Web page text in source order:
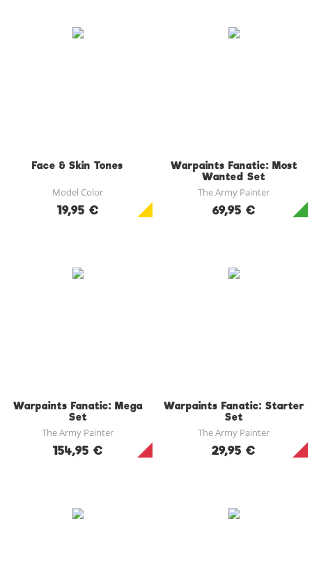
Face & Skin Tones
Model Color
19,95 €
Warpaints Fanatic: Most
Wanted Set
The Army Painter
69,95 €
Warpaints Fanatic: Mega
Set
The Army Painter
154,95 €
Warpaints Fanatic: Starter
Set
The Army Painter
29,95 €